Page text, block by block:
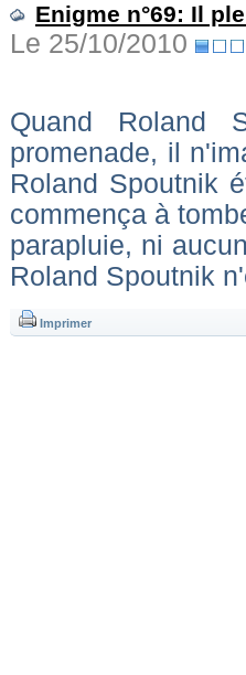
Enigme n°69: Il
Le 25/10/2010
Quand Roland
promenade, il
Roland Spoutnik
commença à
parapluie, ni
Roland Spoutnik
Imprimer